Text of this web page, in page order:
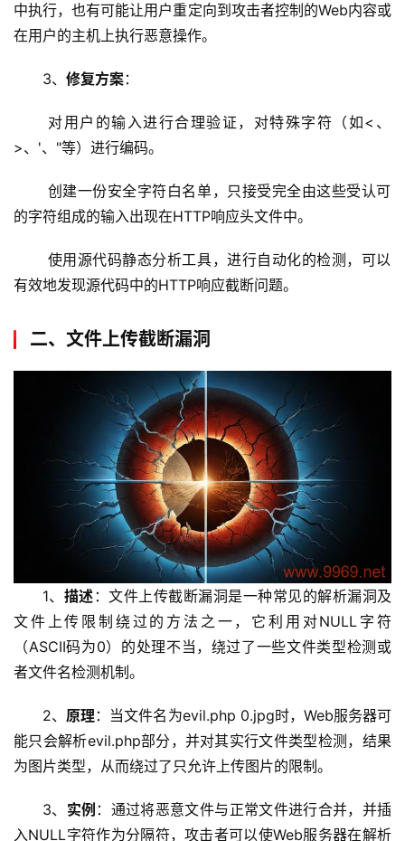
服
务
器
拟
主
中执行，也有可能让用户重定向到攻击者控制的Web内容或
在用户的主机上执行恶意操作。
3、 修复方案：
>、'、"等）进行编码。
的字符组成的输入出现在HTTP响应头文件中。
有效地发现源代码中的HTTP响应截断问题。
二、文件上传截断漏洞
1、 描述 ：文件上传截断漏洞是一种常见的解析漏洞及
文件上传限制绕过的方法之一，它利用对NULL字符
（ASCII码为0）的处理不当，绕过了一些文件类型检测或
者文件名检测机制。
2、原理 ：当文件名为evil.php 0.jpg时，Web服务器可
能只会解析evil.php部分，并对其实行文件类型检测，结果
为图片类型，从而绕过了只允许上传图片的限制。
3、 实例 ：通过将恶意文件与正常文件进行合并，并插
入NULL字符作为分隔符，攻击者可以使Web服务器在解析